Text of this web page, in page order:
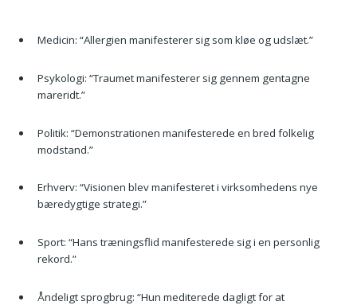
Medicin: “Allergien manifesterer sig som kløe og udslæt.”
Psykologi: “Traumet manifesterer sig gennem gentagne
mareridt.”
Politik: “Demonstrationen manifesterede en bred folkelig
modstand.”
Erhverv: “Visionen blev manifesteret i virksomhedens nye
bæredygtige strategi.”
Sport: “Hans træningsflid manifesterede sig i en personlig
rekord.”
Åndeligt sprogbrug: “Hun mediterede dagligt for at